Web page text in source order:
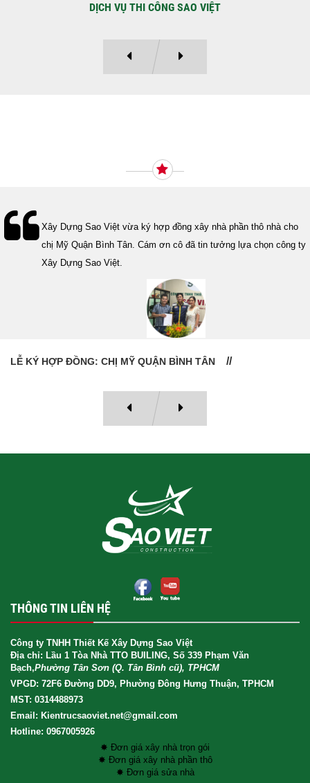
DỰ ÁN BAO GỒM TRỆT, 3 LẦU VÀ SÂN THƯỢNG ANH THANH
Lễ bàn giao nhà cho gia đình Cô Vân quận 11. Cám ơn anh Tính
đã tin tưởng, lựa chọn công ty Xây Dựng Sao Việt.
LỄ BÀN GIAO NHÀ: CÔ VÂN QUẬN 11
THÔNG TIN LIÊN HỆ
Công ty TNHH Thiết Kế Xây Dựng Sao Việt
Địa chỉ: Lầu 1 Tòa Nhà TTO BUILING, Số 339 Phạm Văn
Bạch,Phường Tân Sơn (Q. Tân Bình cũ), TPHCM
VPGD: 72F6 Đường DD9, Phường Đông Hưng Thuận, TPHCM
MST: 0314488973
Email: Kientrucsaoviet.net@gmail.com
Hotline: 0967005926
✸ Đơn giá xây nhà trọn gói
✸ Đơn giá xây nhà phần thô
✸ Đơn giá sửa nhà